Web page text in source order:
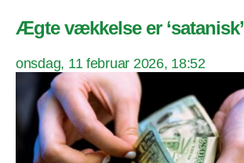
Ægte vækkelse er ‘satanisk’
onsdag, 11 februar 2026, 18:52